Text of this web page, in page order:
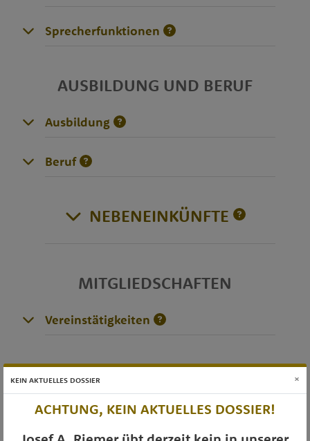
Sprecherfunktionen
AUSBILDUNG UND BERUF
Ausbildung
Beruf
NEBENEINKÜNFTE
MITGLIEDSCHAFTEN
Vereinstätigkeiten
DIVERSES
KEIN AKTUELLES DOSSIER ×
ACHTUNG, KEIN AKTUELLES DOSSIER!